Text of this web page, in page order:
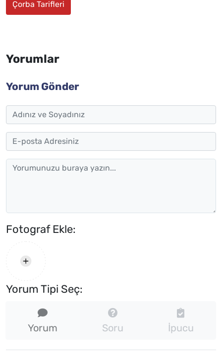
Çorba Tarifleri
Yorumlar
Yorum Gönder
Fotograf Ekle:
Yorum Tipi Seç:
Yorum Soru İpucu